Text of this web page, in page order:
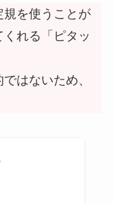
を使うことが
れる「ピタッ
はないため、